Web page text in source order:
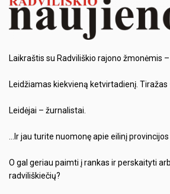
Laikraštis su Radviliškio rajono žmonėmis
Leidžiamas kiekvieną ketvirtadienį. Tiražas
Leidėjai – žurnalistai.
…Ir jau turite nuomonę apie eilinį
O gal geriau paimti į rankas ir perskaityti
radviliškiečių?